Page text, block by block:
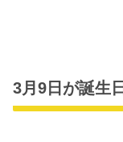
3月9日が誕生